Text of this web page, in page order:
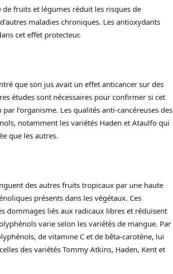
fruits et légumes réduit les risques de
maladies chroniques. Les antioxydants
cet effet protecteur.
que son jus avait un effet anticancer sur des
études sont nécessaires pour confirmer si cet
l’organisme. Les qualités anti-cancéreuses des
notamment les variétés Haden et Ataulfo qui
que les autres.
des autres fruits tropicaux par une haute
présents dans les végétaux. Ces
dommages liés aux radicaux libres et réduisent
varie selon les variétés de mangue. Par
de vitamine C et de bêta-carotène, lui
des variétés Tommy Atkins, Haden, Kent et